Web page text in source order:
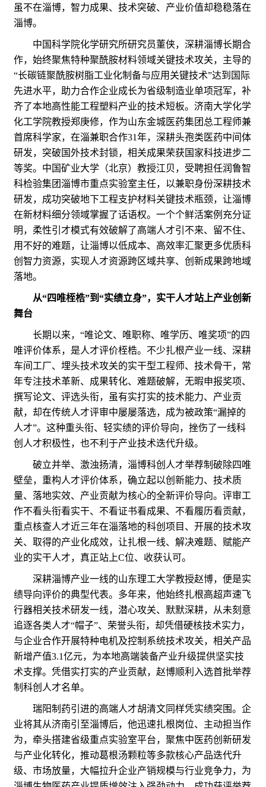
虽不在淄博，智力成果、技术突破、产业价值却稳稳落在
淄博。
中国科学院化学研究所研究员董侠，深耕淄博长期合
作，始终聚焦特种聚酰胺材料领域关键技术攻关，主导的
“长碳链聚酰胺树脂工业化制备与应用关键技术”达到国际
先进水平，助力合作企业成长为省级制造业单项冠军，补
齐了本地高性能工程塑料产业的技术短板。济南大学化学
化工学院教授郑庚修，作为山东金城医药集团总工程师兼
首席科学家，在淄兼职合作31年，深耕头孢类医药中间体
研发，突破国外技术封锁，相关成果荣获国家科技进步二
等奖。中国矿业大学（北京）教授江贝，受聘担任润鲁智
科检验集团淄博市重点实验室主任，以兼职身份深耕技术
研发，成功突破地下工程支护材料关键技术瓶颈，让淄博
在新材料细分领域掌握了话语权。一个个鲜活案例充分证
明，柔性引才模式有效破解了高端人才引不来、留不住、
用不好的难题，让淄博以低成本、高效率汇聚更多优质科
创智力资源，实现人才资源跨区域共享、创新成果跨地域
落地。
从“四唯桎梏”到“实绩立身”，实干人才站上产业创新
舞台
长期以来，“唯论文、唯职称、唯学历、唯奖项”的四
唯评价体系，是人才评价桎梏。不少扎根产业一线、深耕
车间工厂、埋头技术攻关的实干型工程师、技术骨干，常
年专注技术革新、成果转化、难题破解，无暇申报奖项、
撰写论文、评选头衔，虽有实打实的技术能力、产业贡
献，却在传统人才评审中屡屡落选，成为被政策“漏掉的
人才”。这种重头衔、轻实绩的评价导向，挫伤了一线科
创人才积极性，也不利于产业技术迭代升级。
破立并举、激浊扬清，淄博科创人才举荐制破除四唯
壁垒，重构人才评价体系，确立起以创新能力、技术质
量、落地实效、产业贡献为核心的全新评价导向。评审工
作不看头衔看实干、不看证书看成果、不看履历看贡献，
重点核查人才近三年在淄落地的科创项目、开展的技术攻
关、取得的产业化成效，让扎根一线、解决难题、赋能产
业的实干人才，真正站上C位、收获认可。
深耕淄博产业一线的山东理工大学教授赵博，便是实
绩导向评价的典型代表。多年来，他始终扎根高超声速飞
行器相关技术研发一线，潜心攻关、默默深耕，从未刻意
追逐各类人才“帽子”、荣誉头衔，却凭借硬核技术实力，
与企业合作开展特种电机及控制系统技术攻关，相关产品
新增产值3.1亿元，为本地高端装备产业升级提供坚实技
术支撑。凭借实打实的产业贡献，赵博顺利入选首批举荐
制科创人才名单。
瑞阳制药引进的高端人才胡清文同样凭实绩突围。企
业将其从济南引至淄博后，他迅速扎根岗位、主动担当作
为，牵头搭建省级重点实验室平台，聚焦中医药创新研发
与产业化转化，推动葛根汤颗粒等多款核心产品迭代升
级、市场放量，大幅拉升企业产销规模与行业竞争力，为